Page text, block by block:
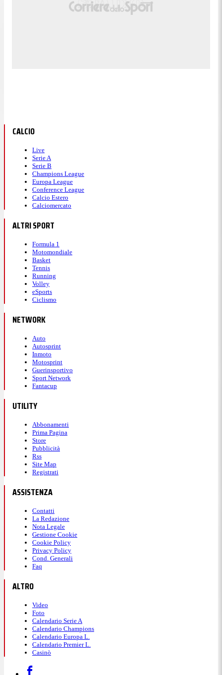
CALCIO
Live
Serie A
Serie B
Champions League
Europa League
Conference League
Calcio Estero
Calciomercato
ALTRI SPORT
Formula 1
Motomondiale
Basket
Tennis
Running
Volley
eSports
Ciclismo
NETWORK
Auto
Autosprint
Inmoto
Motosprint
Guerinsportivo
Sport Network
Fantacup
UTILITY
Abbonamenti
Prima Pagina
Store
Pubblicità
Rss
Site Map
Registrati
ASSISTENZA
Contatti
La Redazione
Nota Legale
Gestione Cookie
Cookie Policy
Privacy Policy
Cond. Generali
Faq
ALTRO
Video
Foto
Calendario Serie A
Calendario Champions
Calendario Europa L.
Calendario Premier L.
Casinò